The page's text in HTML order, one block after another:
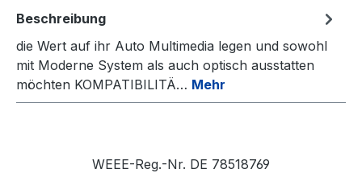
Beschreibung
die Wert auf ihr Auto Multimedia legen und sowohl
mit Moderne System als auch optisch ausstatten
möchten KOMPATIBILITÄ… Mehr
WEEE-Reg.-Nr. DE 78518769